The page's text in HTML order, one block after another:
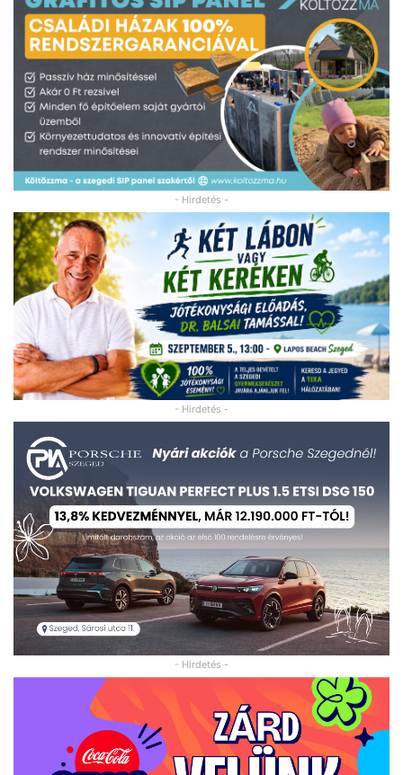
- Hirdetés -
- Hirdetés -
- Hirdetés -